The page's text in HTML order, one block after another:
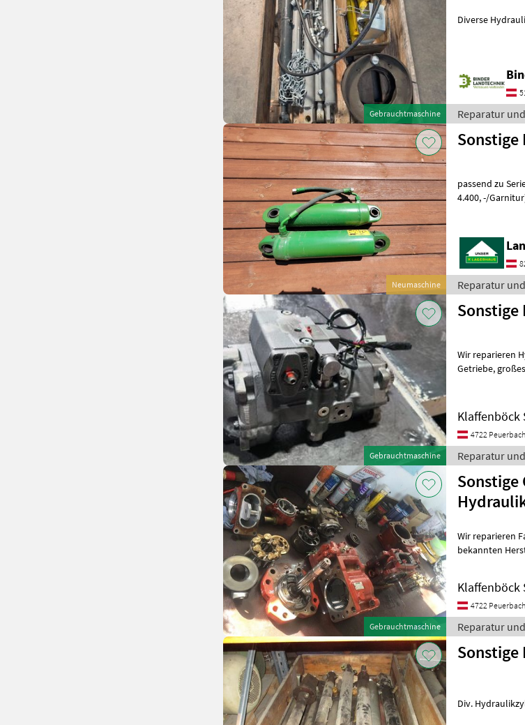
Gebrauchtmaschine
Diverse
Reparatur
Neumaschine
passend zu Serie
4.400, -/
Reparatur
Gebrauchtmaschine
Wir reparieren
Getriebe, großes Ersatzteillager, Tauschsystem usw. Reparatur und
Klaffenböck
4722 Peuerbach
Reparatur
Gebrauchtmaschine
Sonstige
Wir reparieren Fahrantriebe,
bekannten
Klaffenböck
4722 Peuerbach
Reparatur
Div.